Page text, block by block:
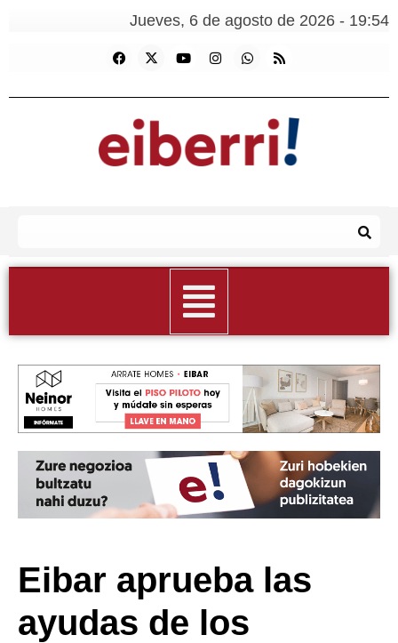
Jueves, 6 de agosto de 2026 - 19:54
Eibar aprueba las
ayudas de los